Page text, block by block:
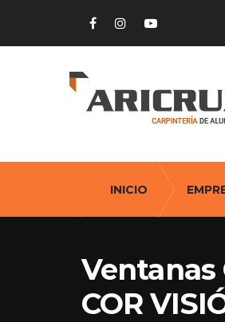
INICIO
Ventanas
COR